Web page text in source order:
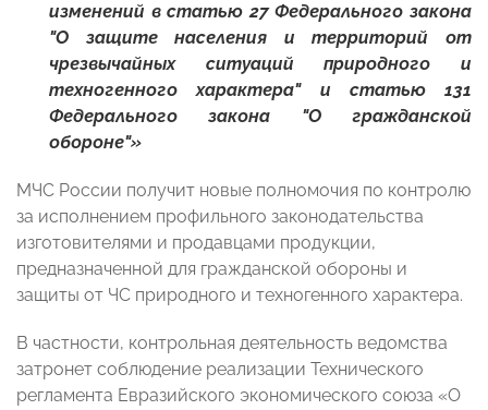
изменений в статью 27 Федерального закона
"О защите населения и территорий от
чрезвычайных ситуаций природного и
техногенного характера" и статью 131
Федерального закона "О гражданской
обороне"»
МЧС России получит новые полномочия по контролю
за исполнением профильного законодательства
изготовителями и продавцами продукции,
предназначенной для гражданской обороны и
защиты от ЧС природного и техногенного характера.
В частности, контрольная деятельность ведомства
затронет соблюдение реализации Технического
регламента Евразийского экономического союза «О